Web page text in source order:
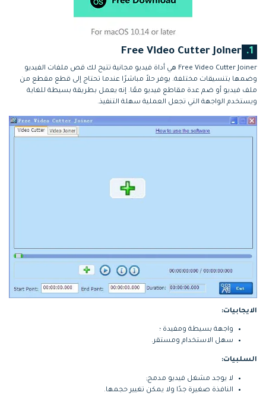
1.
Free Video Cutter Joiner
Free Video Cutter Joiner هي أداة فيديو مجانية تتيح لك قص ملفات الفيديو
وضمها بتنسيقات مختلفة. يوفر حلاً مباشرًا عندما تحتاج إلى قطع مقطع من
ملف فيديو أو ضم عدة مقاطع فيديو معًا. إنه يعمل بطريقة بسيطة للغاية
ويستخدم الواجهة التي تجعل العملية سهلة التنفيذ.
الايجابيات:
واجهة بسيطة ومفيدة ؛
سهل الاستخدام ومستقر.
السلبيات:
لا يوجد مشغل فيديو مدمج;
النافذة صغيرة جدًا ولا يمكن تغيير حجمها.